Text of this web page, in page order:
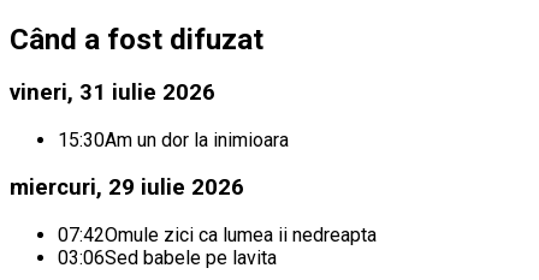
Când a fost difuzat
vineri, 31 iulie 2026
15:30Am un dor la inimioara
miercuri, 29 iulie 2026
07:42Omule zici ca lumea ii nedreapta
03:06Sed babele pe lavita